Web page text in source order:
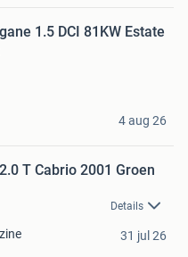
1.5 DCI 81KW Estate
4 aug 26
T Cabrio 2001 Groen
Details
31 jul 26